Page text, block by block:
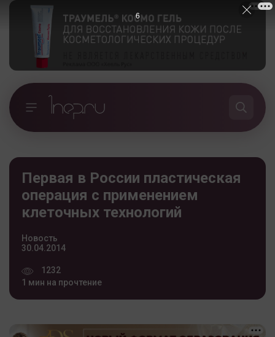
Первая в России пластическая
операция с применением
клеточных технологий
Новость
30.04.2014
1232
1 мин на прочтение
5